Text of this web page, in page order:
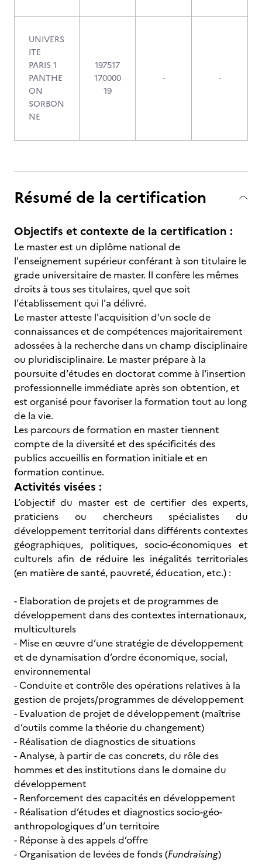
UNIVERS
ITE
PARIS 1
PANTHE
ON
SORBON
NE
197517
170000
19
- -
Résumé de la certification
Objectifs et contexte de la certification :
Le master est un diplôme national de
l'enseignement supérieur conférant à son titulaire le
grade universitaire de master. Il confère les mêmes
droits à tous ses titulaires, quel que soit
l'établissement qui l'a délivré.
Le master atteste l'acquisition d'un socle de
connaissances et de compétences majoritairement
adossées à la recherche dans un champ disciplinaire
ou pluridisciplinaire. Le master prépare à la
poursuite d'études en doctorat comme à l'insertion
professionnelle immédiate après son obtention, et
est organisé pour favoriser la formation tout au long
de la vie.
Les parcours de formation en master tiennent
compte de la diversité et des spécificités des
publics accueillis en formation initiale et en
formation continue.
Activités visées :
L’objectif du master est de certifier des experts,
praticiens ou chercheurs spécialistes du
développement territorial dans différents contextes
géographiques, politiques, socio-économiques et
culturels afin de réduire les inégalités territoriales
(en matière de santé, pauvreté, éducation, etc.) :
- Elaboration de projets et de programmes de
développement dans des contextes internationaux,
multiculturels
- Mise en œuvre d’une stratégie de développement
et de dynamisation d’ordre économique, social,
environnemental
- Conduite et contrôle des opérations relatives à la
gestion de projets/programmes de développement
- Evaluation de projet de développement (maîtrise
d’outils comme la théorie du changement)
- Réalisation de diagnostics de situations
- Analyse, à partir de cas concrets, du rôle des
hommes et des institutions dans le domaine du
développement
- Renforcement des capacités en développement
- Réalisation d’études et diagnostics socio-géo-
anthropologiques d’un territoire
- Réponse à des appels d’offre
- Organisation de levées de fonds (Fundraising)